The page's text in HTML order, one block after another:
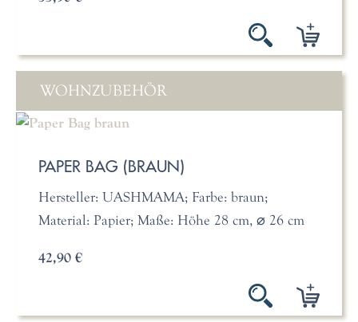
WOHNZUBEHÖR
PAPER BAG (BRAUN)
Hersteller: UASHMAMA; Farbe: braun;
Material: Papier; Maße: Höhe 28 cm, ⌀ 26 cm
42,90 €